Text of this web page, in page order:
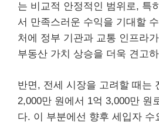
는 비교적 안정적인 범위로, 특
서 만족스러운 수익을 기대할
처에 정부 기관과 교통 인프라
부동산 가치 상승을 더욱 견고
반면, 전세 시장을 고려할 때는
2,000만 원에서 1억 3,000만 원
다. 이 부분에선 향후 세입자 수